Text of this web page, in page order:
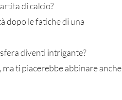
di calcio?
dopo le fatiche di una
diventi intrigante?
ti piacerebbe abbinare anche